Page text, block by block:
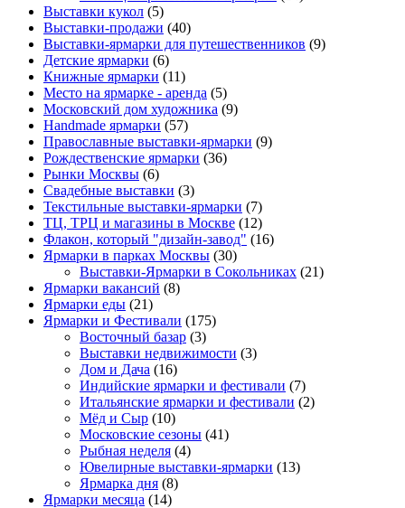
Выставки кукол (5)
Выставки-продажи (40)
Выставки-ярмарки для путешественников (9)
Детские ярмарки (6)
Книжные ярмарки (11)
Место на ярмарке - аренда (5)
Московский дом художника (9)
Нandmade ярмарки (57)
Православные выставки-ярмарки (9)
Рождественские ярмарки (36)
Рынки Москвы (6)
Свадебные выставки (3)
Текстильные выставки-ярмарки (7)
ТЦ, ТРЦ и магазины в Москве (12)
Флакон, который "дизайн-завод" (16)
Ярмарки в парках Москвы (30)
Выставки-Ярмарки в Сокольниках (21)
Ярмарки вакансий (8)
Ярмарки еды (21)
Ярмарки и Фестивали (175)
Восточный базар (3)
Выставки недвижимости (3)
Дом и Дача (16)
Индийские ярмарки и фестивали (7)
Итальянские ярмарки и фестивали (2)
Мёд и Сыр (10)
Московские сезоны (41)
Рыбная неделя (4)
Ювелирные выставки-ярмарки (13)
Ярмарка дня (8)
Ярмарки месяца (14)